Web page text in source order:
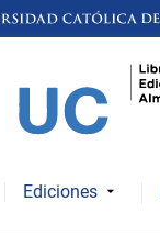
Ediciones